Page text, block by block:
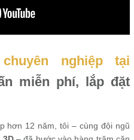
nghiệp tại
miễn phí, lắp đặt
hơn 12 năm, tôi – cùng đội ngũ